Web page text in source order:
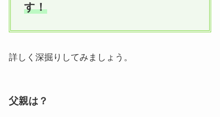
す！
詳しく深掘りしてみましょう。
父親は？